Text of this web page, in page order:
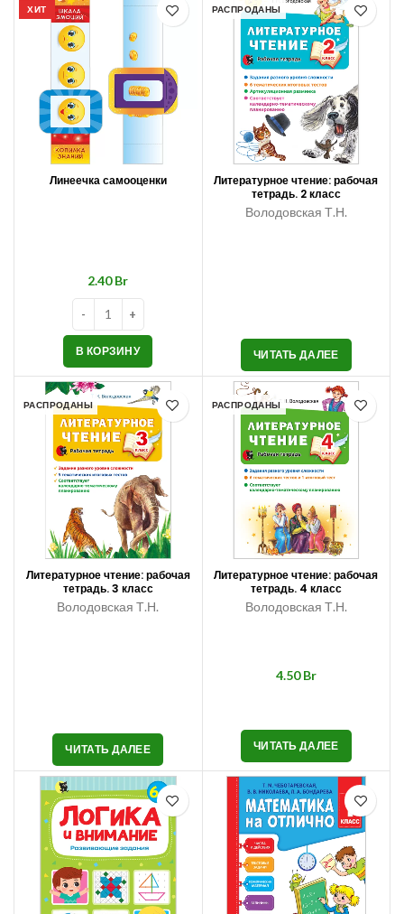
ХИТ
Линеечка самооценки
Br
В КОРЗИНУ
РАСПРОДАНЫ
Литературное чтение: рабочая
тетрадь. 2 класс
Володовская Т.Н.
ЧИТАТЬ ДАЛЕЕ
РАСПРОДАНЫ
Литературное чтение: рабочая
тетрадь. 3 класс
Володовская Т.Н.
ЧИТАТЬ ДАЛЕЕ
РАСПРОДАНЫ
Литературное чтение: рабочая
тетрадь. 4 класс
Володовская Т.Н.
Br
ЧИТАТЬ ДАЛЕЕ